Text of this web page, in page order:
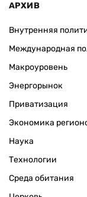
АРХИВ
Внутренняя
Международная
Макроуровень
Энергорынок
Приватизация
Экономика
Наука
Технологии
Среда обитания